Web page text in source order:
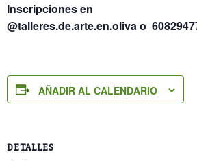
Inscripciones en
@talleres.de.arte.en.oliva o
AÑADIR AL CALENDARIO
DETALLES